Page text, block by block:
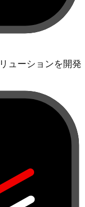
ューションを開発